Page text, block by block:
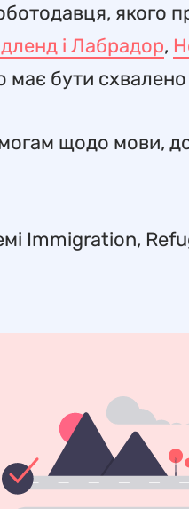
якого
і Лабрадор,
бути схвалено
щодо мови,
Immigration,